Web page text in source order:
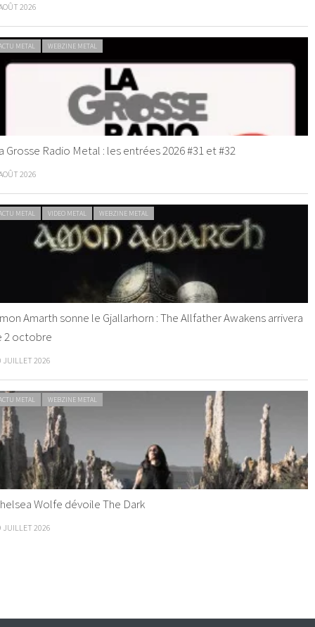
2026
METAL WEBZINE METAL
Grosse Radio Metal : les entrées 2026 #31 et #32
2026
METAL VIDEO METAL WEBZINE METAL
Amarth sonne le Gjallarhorn : The Allfather Awakens arrivera
2 octobre
JUILLET 2026
METAL WEBZINE METAL
Wolfe dévoile The Dark
JUILLET 2026